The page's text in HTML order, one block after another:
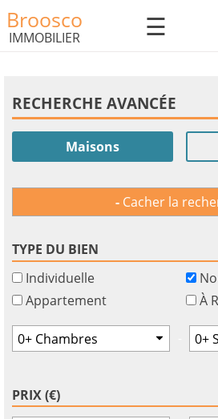
Broosco
IMMOBILIER ☰
RECHERCHE AVANCÉE
Maisons
Cacher la
TYPE DU BIEN
Individuelle
Appartement
À
PRIX (€)